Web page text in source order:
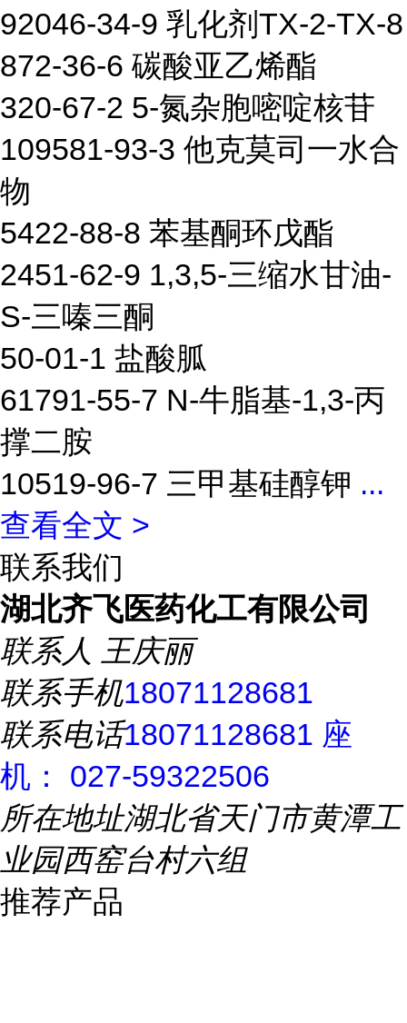
92046-34-9 乳化剂TX-2-TX-8
872-36-6 碳酸亚乙烯酯
320-67-2 5-氮杂胞嘧啶核苷
109581-93-3 他克莫司一水合
物
5422-88-8 苯基酮环戊酯
2451-62-9 1,3,5-三缩水甘油-
S-三嗪三酮
50-01-1 盐酸胍
61791-55-7 N-牛脂基-1,3-丙
撑二胺
10519-96-7 三甲基硅醇钾 ...
查看全文 >
联系我们
湖北齐飞医药化工有限公司
联系人 王庆丽
联系手机18071128681
联系电话18071128681 座
机： 027-59322506
所在地址湖北省天门市黄潭工
业园西窑台村六组
推荐产品